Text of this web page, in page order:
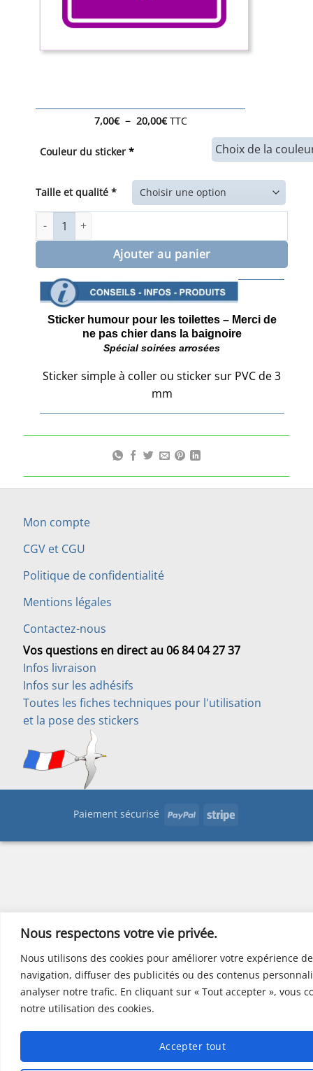
Nous respectons votre vie privée.
Nous utilisons des cookies pour améliorer votre expérience de
navigation, diffuser des publicités ou des contenus
analyser notre trafic. En cliquant sur « Tout accepter », vous
notre utilisation des cookies.
Accepter tout
7,00€ – 20,00€Plage
TTC
Couleur du sticker*
Taille et qualité *
quantité de Sticker pour les toilettes Merci de ne pas
Ajouter au panier
Sticker humour pour les toilettes – Merci de
ne pas chier dans la baignoire
Spécial soirées arrosées
Sticker simple à coller ou sticker sur PVC de 3
mm
Mon compte
CGV et CGU
Politique de confidentialité
Mentions légales
Contactez-nous
Vos questions en direct au 06 84 04 27 37
Infos livraison
Infos sur les adhésifs
Toutes les fiches techniques pour l'utilisation
et la pose des stickers
Paiement sécurisé PayPal Stripe